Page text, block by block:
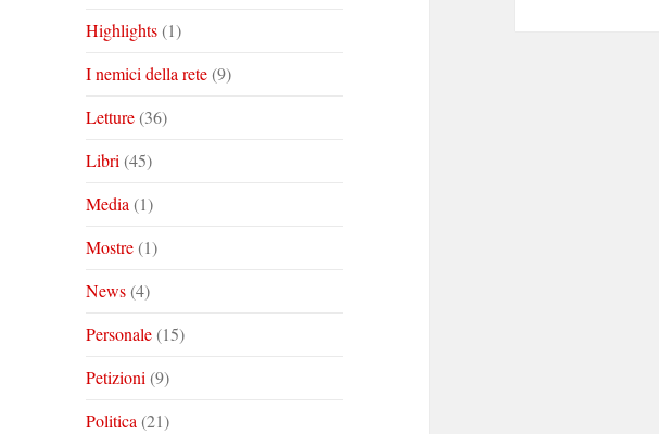
Highlights(1)
I nemici della rete(9)
Letture(36)
Libri (45)
Media (1)
Mostre(1)
News(4)
Personale(15)
Petizioni (9)
Politica (21)